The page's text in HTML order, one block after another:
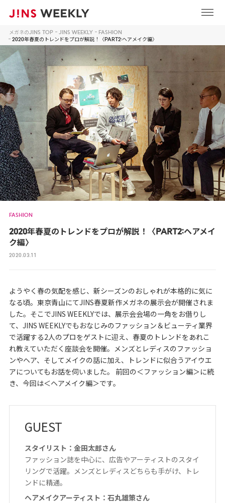
メガネのJINS TOP JINS WEEKLY
FASHION
2020年春夏のトレンドをプロが解説！〈PART2:ヘアメイク編〉
FASHION
2020年春夏のトレンドをプロが解説！〈PART2:ヘアメイ
ク編〉
2020.03.11
ようやく春の気配を感じ、新シーズンのおしゃれが本格的に気に
なる頃。東京青山にてJINS春夏新作メガネの展示会が開催されま
した。そこでJINS WEEKLYでは、展示会会場の一角をお借りし
て、JINS WEEKLYでもおなじみのファッション＆ビューティ業界
で活躍する2人のプロをゲストに迎え、春夏のトレンドをあれこ
れ教えていただく座談会を開催。メンズとレディスのファッショ
ンやヘア、そしてメイクの話に加え、トレンドに似合うアイウエ
アについてもお話を伺いました。 前回の＜ファッション編＞に続
き、今回は＜ヘアメイク編＞です。
GUEST
スタイリスト：金田太郎さん
ファッション誌を中心に、広告やアーティストのスタイ
リングで活躍。メンズとレディスどちらも手がけ、トレ
ンドに精通。
ヘアメイクアーティスト：石丸雄策さん